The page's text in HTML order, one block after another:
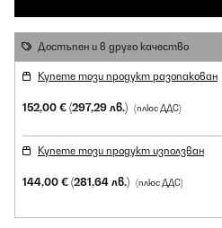
Достъпен и в друго качество
Купете този продукт разопакован
152,00 € (297,29 лв.) (плюс ДДС)
Купете този продукт използван
144,00 € (281,64 лв.) (плюс ДДС)